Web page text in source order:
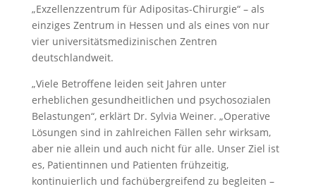
„Exzellenzzentrum für Adipositas-Chirurgie“ – als
einziges Zentrum in Hessen und als eines von nur
vier universitätsmedizinischen Zentren
deutschlandweit.
„Viele Betroffene leiden seit Jahren unter
erheblichen gesundheitlichen und psychosozialen
Belastungen“, erklärt Dr. Sylvia Weiner. „Operative
Lösungen sind in zahlreichen Fällen sehr wirksam,
aber nie allein und auch nicht für alle. Unser Ziel ist
es, Patientinnen und Patienten frühzeitig,
kontinuierlich und fachübergreifend zu begleiten –